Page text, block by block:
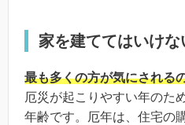
家を建ててはいけ
最も多くの方が気にされる
厄災が起こりやすい年のた
年齢です。厄年は、住宅の